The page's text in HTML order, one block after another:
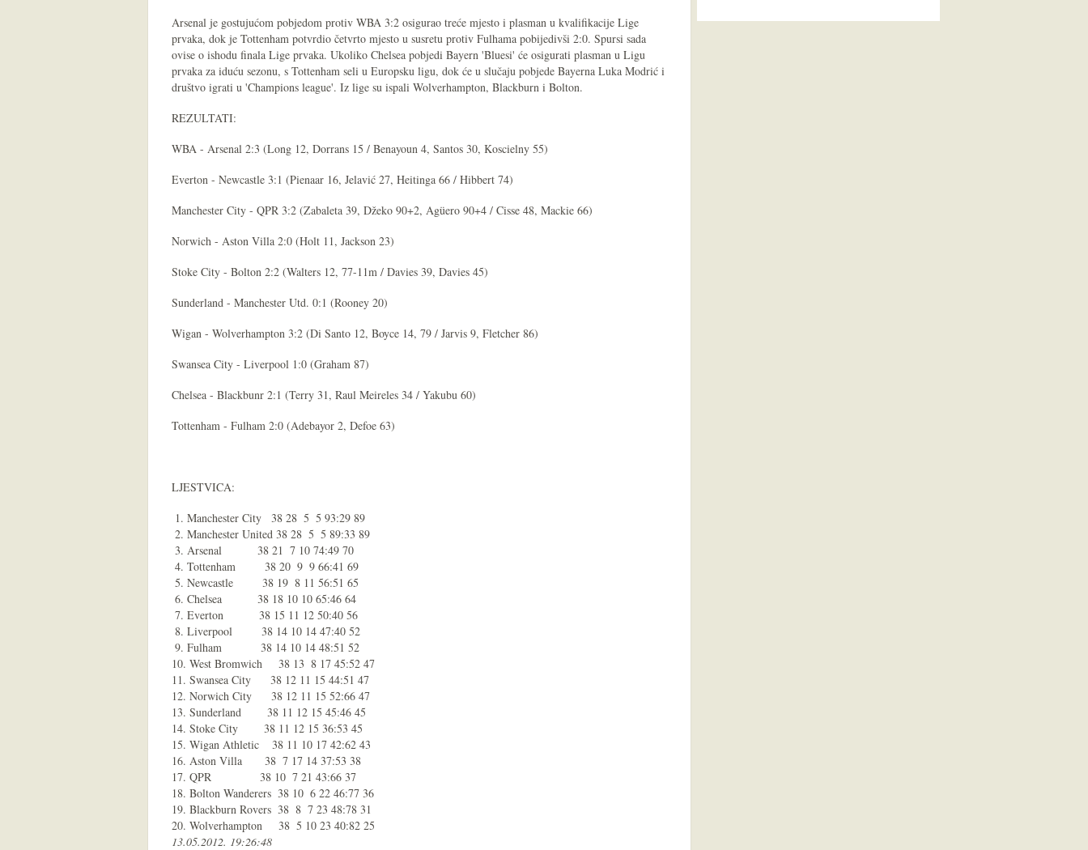
Arsenal je gostujućom pobjedom protiv WBA 3:2 osigurao treće mjesto i plasman u kvalifikacije Lige
prvaka, dok je Tottenham potvrdio četvrto mjesto u susretu protiv Fulhama pobijedivši 2:0. Spursi sada
ovise o ishodu finala Lige prvaka. Ukoliko Chelsea pobjedi Bayern 'Bluesi' će osigurati plasman u Ligu
prvaka za iduću sezonu, s Tottenham seli u Europsku ligu, dok će u slučaju pobjede Bayerna Luka Modrić i
društvo igrati u 'Champions league'. Iz lige su ispali Wolverhampton, Blackburn i Bolton.
REZULTATI:
WBA - Arsenal 2:3 (Long 12, Dorrans 15 / Benayoun 4, Santos 30, Koscielny 55)
Everton - Newcastle 3:1 (Pienaar 16, Jelavić 27, Heitinga 66 / Hibbert 74)
Manchester City - QPR 3:2 (Zabaleta 39, Džeko 90+2, Agüero 90+4 / Cisse 48, Mackie 66)
Norwich - Aston Villa 2:0 (Holt 11, Jackson 23)
Stoke City - Bolton 2:2 (Walters 12, 77-11m / Davies 39, Davies 45)
Sunderland - Manchester Utd. 0:1 (Rooney 20)
Wigan - Wolverhampton 3:2 (Di Santo 12, Boyce 14, 79 / Jarvis 9, Fletcher 86)
Swansea City - Liverpool 1:0 (Graham 87)
Chelsea - Blackbunr 2:1 (Terry 31, Raul Meireles 34 / Yakubu 60)
Tottenham - Fulham 2:0 (Adebayor 2, Defoe 63)
LJESTVICA:
1. Manchester City   38 28  5  5 93:29 89
2. Manchester United 38 28  5  5 89:33 89
3. Arsenal           38 21  7 10 74:49 70
4. Tottenham         38 20  9  9 66:41 69
5. Newcastle         38 19  8 11 56:51 65
6. Chelsea           38 18 10 10 65:46 64
7. Everton           38 15 11 12 50:40 56
8. Liverpool         38 14 10 14 47:40 52
9. Fulham            38 14 10 14 48:51 52
10. West Bromwich     38 13  8 17 45:52 47
11. Swansea City      38 12 11 15 44:51 47
12. Norwich City      38 12 11 15 52:66 47
13. Sunderland        38 11 12 15 45:46 45
14. Stoke City        38 11 12 15 36:53 45
15. Wigan Athletic    38 11 10 17 42:62 43
16. Aston Villa       38  7 17 14 37:53 38
17. QPR               38 10  7 21 43:66 37
18. Bolton Wanderers  38 10  6 22 46:77 36
19. Blackburn Rovers  38  8  7 23 48:78 31
20. Wolverhampton     38  5 10 23 40:82 25
13.05.2012. 19:26:48